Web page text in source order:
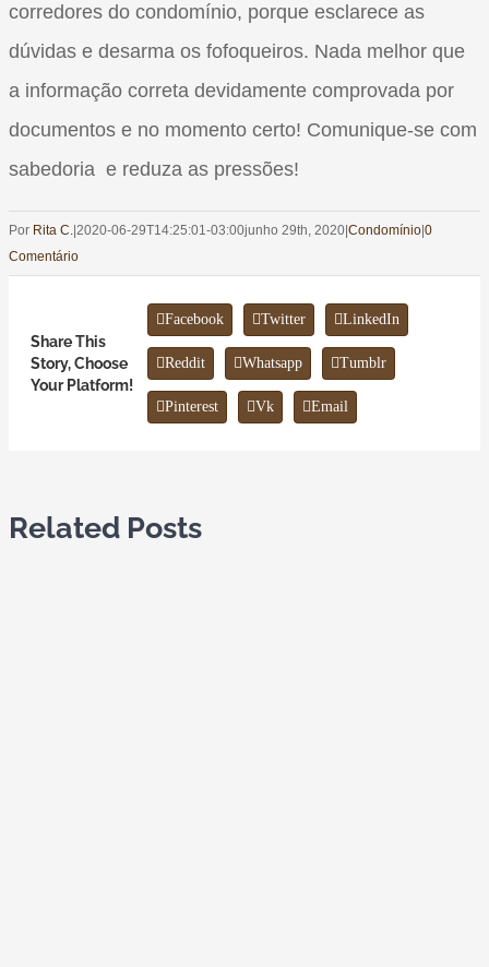
corredores do condomínio, porque esclarece as
dúvidas e desarma os fofoqueiros. Nada melhor que
a informação correta devidamente comprovada por
documentos e no momento certo! Comunique-se com
sabedoria e reduza as pressões!
Por Rita C. 2020-06-29T14:25:01-03:00junho 29th, 2020 Condomínio 0
Comentário
Share This
Story, Choose
Your Platform!
Facebook Twitter LinkedIn
Reddit Whatsapp Tumblr
Pinterest Vk Email
Related Posts